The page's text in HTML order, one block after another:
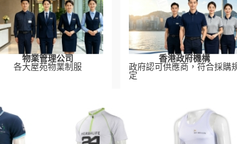
物業管理公司
各大屋苑物業制服
香港政府機構
政府認可供應商，符合採購
定